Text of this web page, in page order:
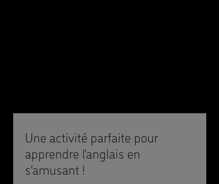
Une activité parfaite pour
apprendre l’anglais en
s’amusant !